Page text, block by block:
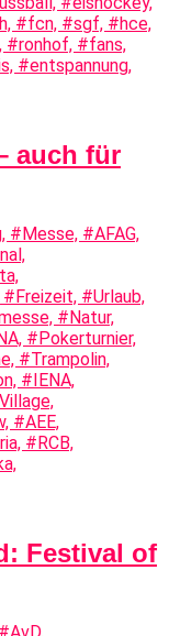
auch für
Festival of